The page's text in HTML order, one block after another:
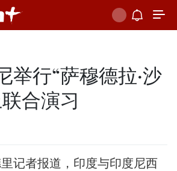
举行“萨穆德拉·沙
合演习
记者报道，印度与印度尼西